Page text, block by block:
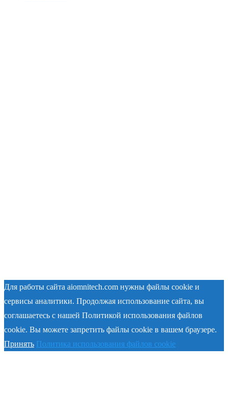
Для работы сайта aiomnitech.com нужны файлы cookie и
сервисы аналитики. Продолжая использование сайта, вы
соглашаетесь с нашей Политикой использования файлов
cookie. Вы можете запретить файлы cookie в вашем браузере.
Принять Политика использования файлов cookie